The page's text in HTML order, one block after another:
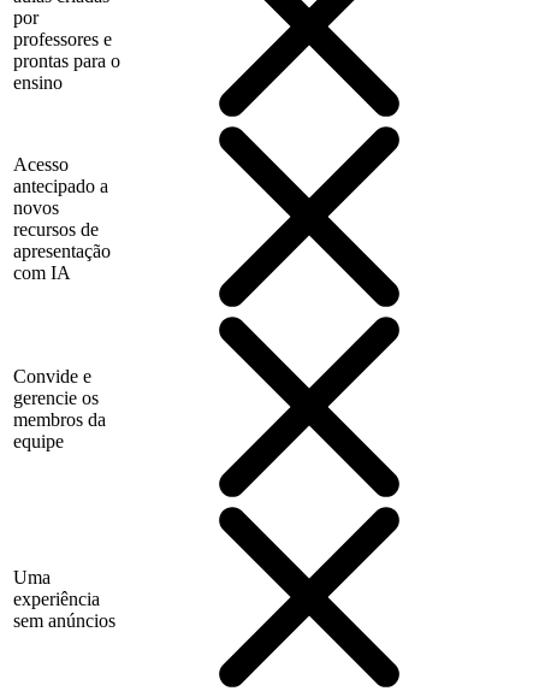
por
professores e
prontas para o
ensino
Acesso
antecipado a
novos
recursos de
apresentação
com IA
Convide e
gerencie os
membros da
equipe
Uma
experiência
sem anúncios